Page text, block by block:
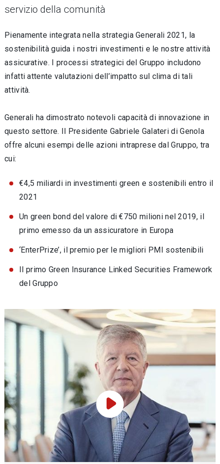
servizio della comunità
Pienamente integrata nella strategia Generali 2021, la
sostenibilità guida i nostri investimenti e le nostre attività
assicurative. I processi strategici del Gruppo includono
infatti attente valutazioni dell’impatto sul clima di tali
attività.
Generali ha dimostrato notevoli capacità di innovazione in
questo settore. Il Presidente Gabriele Galateri di Genola
offre alcuni esempi delle azioni intraprese dal Gruppo, tra
cui:
€4,5 miliardi in investimenti green e sostenibili entro il
2021
Un green bond del valore di €750 milioni nel 2019, il
primo emesso da un assicuratore in Europa
‘EnterPrize’, il premio per le migliori PMI sostenibili
Il primo Green Insurance Linked Securities Framework
del Gruppo
Play Video